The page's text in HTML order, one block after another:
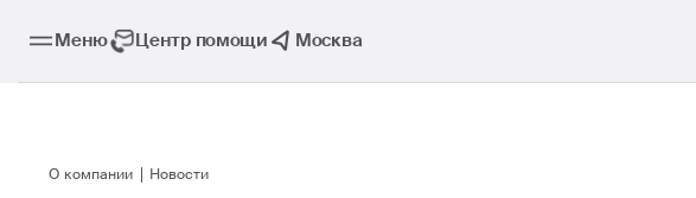
Меню Центр помощи Москва
О компании Новости